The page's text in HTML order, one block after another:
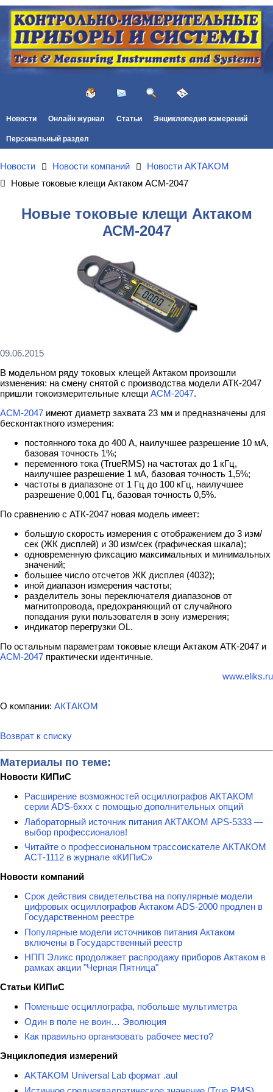
Новости Онлайн журнал Статьи Энциклопедия измерений
Персональный раздел
Новости Новости компаний
Новости AKTAKOM
Новые токовые клещи Актаком АСМ-2047
Новые токовые клещи Актаком
АСМ-2047
09.06.2015
В модельном ряду токовых клещей Актаком произошли
изменения: на смену снятой с производства модели АТК-2047
пришли токоизмерительные клещи АСМ-2047.
АСМ-2047 имеют диаметр захвата 23 мм и предназначены для
бесконтактного измерения:
постоянного тока до 400 А, наилучшее разрешение 10 мА,
базовая точность 1%;
переменного тока (TrueRMS) на частотах до 1 кГц,
наилучшее разрешение 1 мА, базовая точность 1,5%;
частоты в диапазоне от 1 Гц до 100 кГц, наилучшее
разрешение 0,001 Гц, базовая точность 0,5%.
По сравнению с АТК-2047 новая модель имеет:
большую скорость измерения с отображением до 3 изм/
сек (ЖК дисплей) и 30 изм/сек (графическая шкала);
одновременную фиксацию максимальных и минимальных
значений;
большее число отсчетов ЖК дисплея (4032);
иной диапазон измерения частоты;
разделитель зоны переключателя диапазонов от
магнитопровода, предохраняющий от случайного
попадания руки пользователя в зону измерения;
индикатор перегрузки OL.
По остальным параметрам токовые клещи Актаком АТК-2047 и
АСМ-2047 практически идентичные.
www.eliks.ru
О компании: АКТАКОМ
Возврат к списку
Материалы по теме:
Новости КИПиС
Расширение возможностей осциллографов АКТАКОМ
серии ADS-6ххх с помощью дополнительных опций
Лабораторный источник питания АКТАКОМ APS-5333 —
выбор профессионалов!
Читайте о профессиональном трассоискателе АКТАКОМ
АСТ-1112 в журнале «КИПиС»
Новости компаний
Срок действия свидетельства на популярные модели
цифровых осциллографов Актаком ADS-2000 продлен в
Государственном реестре
Популярные модели источников питания Актаком
включены в Государственный реестр
НПП Эликс продолжает распродажу приборов Актаком в
рамках акции "Черная Пятница"
Статьи КИПиС
Поменьше осциллографа, побольше мультиметра
Один в поле не воин… Эволюция
Как правильно организовать рабочее место?
Энциклопедия измерений
AKTAKOM Universal Lab формат .aul